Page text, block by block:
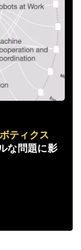
ティクス
な問題に影